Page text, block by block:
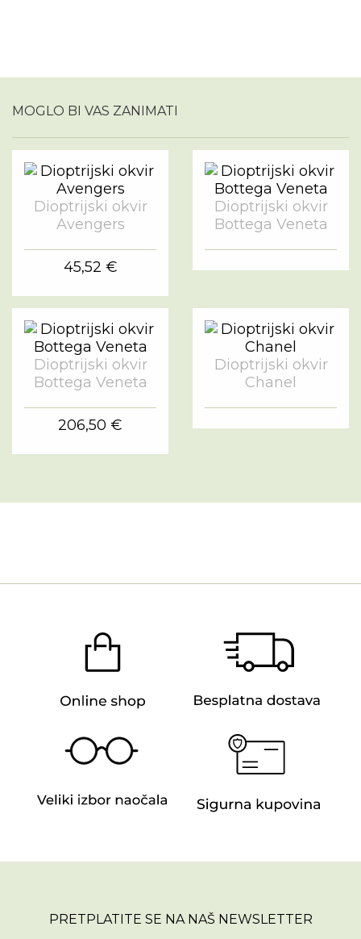
MOGLO BI VAS ZANIMATI
Dioptrijski okvir
Avengers
45,52 €
Dioptrijski okvir
Bottega Veneta
Dioptrijski okvir
Bottega Veneta
206,50 €
Dioptrijski okvir
Chanel
PRETPLATITE SE NA NAŠ NEWSLETTER